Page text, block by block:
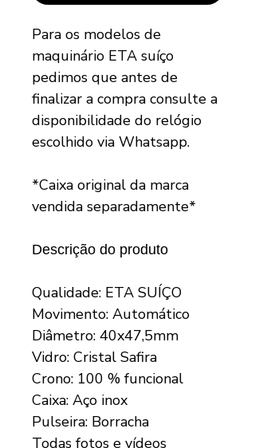
Para os modelos de
maquinário ETA suíço
pedimos que antes de
finalizar a compra consulte a
disponibilidade do relógio
escolhido via Whatsapp.
*Caixa original da marca
vendida separadamente*
Descrição do produto
Qualidade: ETA SUÍÇO
Movimento: Automático
Diâmetro: 40x47,5mm
Vidro: Cristal Safira
Crono: 100 % funcional
Caixa: Aço inox
Pulseira: Borracha
Todas fotos e vídeos